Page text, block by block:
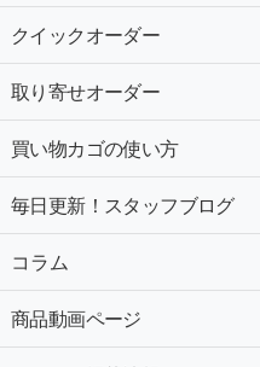
クイックオーダー
取り寄せオーダー
買い物カゴの使い方
毎日更新！スタッフブログ
コラム
商品動画ページ